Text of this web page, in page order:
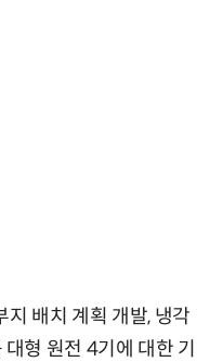
배치 계획 개발, 냉각
형 원전 4기에 대한 기